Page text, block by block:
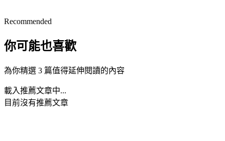
Recommended
你可能也喜歡
為你精選 3 篇值得延伸閱讀的內容
載入推薦文章中...
目前沒有推薦文章